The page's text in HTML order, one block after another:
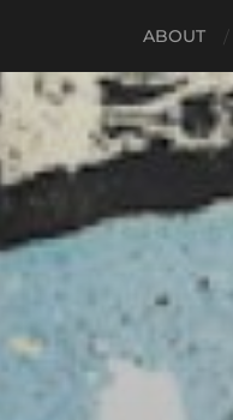
ABOUT